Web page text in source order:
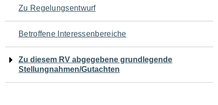
den
Seiteninhalt
Zu Regelungsentwurf
Betroffene Interessenbereiche
Zu diesem RV abgegebene grundlegende
Stellungnahmen/Gutachten